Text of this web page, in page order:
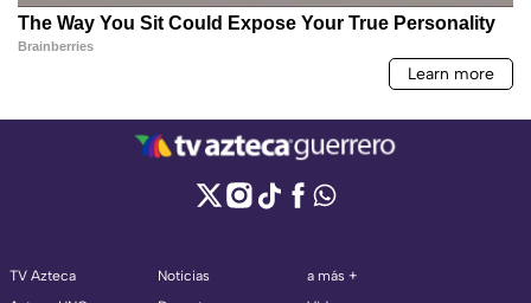
TV Azteca
Noticias
a más +